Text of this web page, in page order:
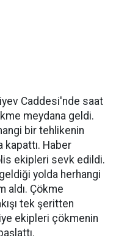
Caddesi'nde saat
meydana geldi.
bir tehlikenin
kapattı. Haber
ekipleri sevk edildi.
yolda herhangi
aldı. Çökme
tek şeritten
ekipleri çökmenin